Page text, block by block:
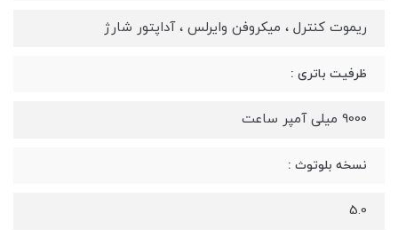
ریموت کنترل ، میکروفن وایرلس ، آداپتور شارژ
ظرفیت باتری :
9000 میلی آمپر ساعت
نسخه بلوتوث :
5.0